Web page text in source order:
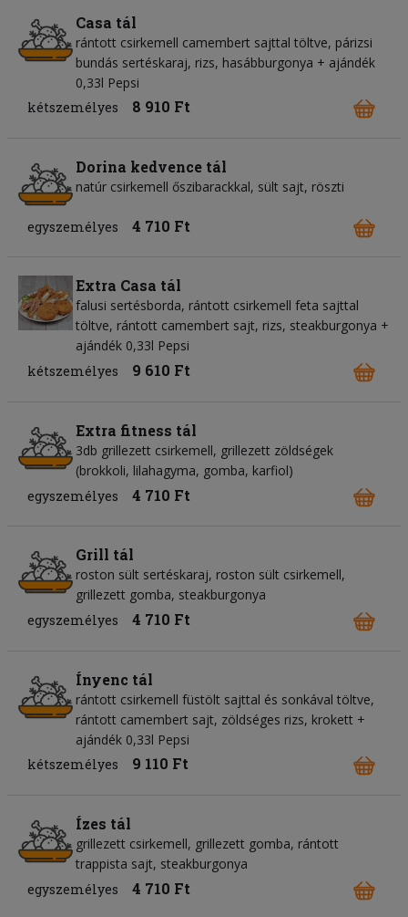
Casa tál
rántott csirkemell camembert sajttal töltve, párizsi
bundás sertéskaraj, rizs, hasábburgonya + ajándék
0,33l Pepsi
kétszemélyes
8 910 Ft
Dorina kedvence tál
natúr csirkemell őszibarackkal, sült sajt, röszti
egyszemélyes 4 710 Ft
Extra Casa tál
falusi sertésborda, rántott csirkemell feta sajttal
töltve, rántott camembert sajt, rizs, steakburgonya +
ajándék 0,33l Pepsi
kétszemélyes
9 610 Ft
Extra fitness tál
3db grillezett csirkemell, grillezett zöldségek
(brokkoli, lilahagyma, gomba, karfiol)
egyszemélyes
4 710 Ft
Grill tál
roston sült sertéskaraj, roston sült csirkemell,
grillezett gomba, steakburgonya
egyszemélyes
4 710 Ft
Ínyenc tál
rántott csirkemell füstölt sajttal és sonkával töltve,
rántott camembert sajt, zöldséges rizs, krokett +
ajándék 0,33l Pepsi
kétszemélyes
9 110 Ft
Ízes tál
grillezett csirkemell, grillezett gomba, rántott
trappista sajt, steakburgonya
egyszemélyes
4 710 Ft